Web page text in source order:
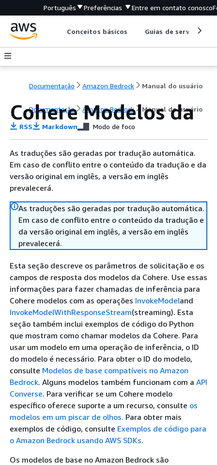
Português Preferências Entre em contato conosco
Conceitos básicos Guias de serviço
Documentação Amazon Bedrock Manual do usuário
Documentação Amazon Bedrock Manual do usuário
Cohere Modelos da
RSS Markdown Modo de foco
As traduções são geradas por tradução automática.
Em caso de conflito entre o conteúdo da tradução e da
versão original em inglês, a versão em inglês
prevalecerá.
As traduções são geradas por tradução automática.
Em caso de conflito entre o conteúdo da tradução e
da versão original em inglês, a versão em inglês
prevalecerá.
Esta seção descreve os parâmetros de solicitação e os
campos de resposta dos modelos da Cohere. Use essas
informações para fazer chamadas de inferência para
Cohere modelos com as operações InvokeModeland
InvokeModelWithResponseStream(streaming). Esta
seção também inclui exemplos de código do Python
que mostram como chamar modelos da Cohere. Para
usar um modelo em uma operação de inferência, o ID
do modelo é necessário. Para obter o ID do modelo,
consulte Modelos de base compatíveis no Amazon
Bedrock. Alguns modelos também funcionam com a API
Converse. Para verificar se um Cohere modelo
específico oferece suporte a um recurso, consulte os
modelos em um piscar de olhos. Para obter mais
exemplos de código, consulte Exemplos de código para
o Amazon Bedrock usando AWS SDKs.
Os modelos de base no Amazon Bedrock são